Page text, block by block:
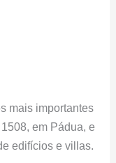
mais importantes
em Pádua, e
edifícios e villas.